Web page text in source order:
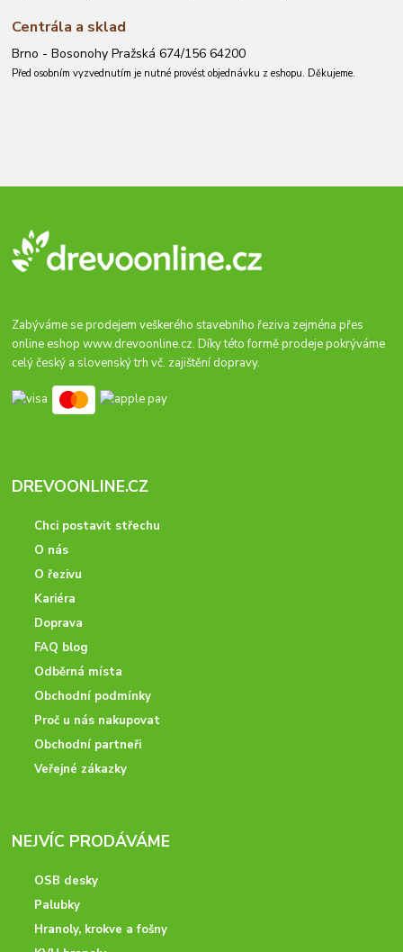
Centrála a sklad
Brno - Bosonohy Pražská 674/156 64200
Před osobním vyzvednutím je nutné provést objednávku z eshopu. Děkujeme.
Zabýváme se prodejem veškerého stavebního řeziva zejména přes
online eshopwww.drevoonline.cz. Díky této formě prodeje pokrýváme
celý český a slovenský trh vč. zajištění dopravy.
DREVOONLINE.CZ
Chci postavit střechu
O nás
O řezivu
Kariéra
Doprava
FAQ blog
Odběrná místa
Obchodní podmínky
Proč u nás nakupovat
Obchodní partneři
Veřejné zákazky
NEJVÍC PRODÁVÁME
OSB desky
Palubky
Hranoly, krokve a fošny